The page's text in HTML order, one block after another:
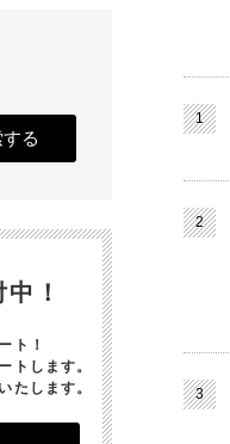
！
ト！
トします。
たします。